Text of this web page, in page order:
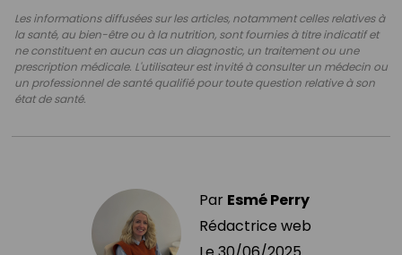
Les informations diffusées sur les articles, notamment celles relatives à
la santé, au bien-être ou à la nutrition, sont fournies à titre indicatif et
ne constituent en aucun cas un diagnostic, un traitement ou une
prescription médicale. L'utilisateur est invité à consulter un médecin ou
un professionnel de santé qualifié pour toute question relative à son
état de santé.
Par Esmé Perry
Rédactrice web